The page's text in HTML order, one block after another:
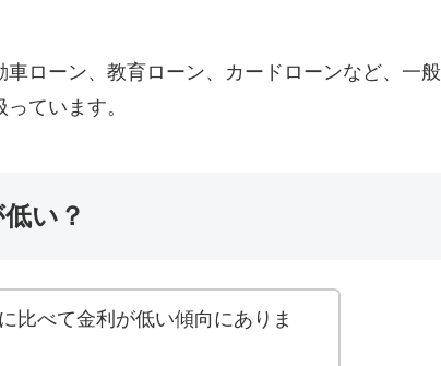
ローン、教育ローン、カードローンなど、一般
ています。
い？
比べて金利が低い傾向にありま